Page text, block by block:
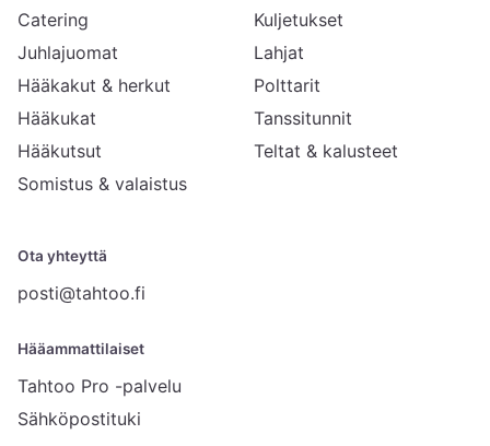
Ota yhteyttä
posti@tahtoo.fi
Hääammattilaiset
Tahtoo Pro -palvelu
Sähköpostituki
Catering
Juhlajuomat
Hääkakut & herkut
Hääkukat
Hääkutsut
Somistus & valaistus
Kuljetukset
Lahjat
Polttarit
Tanssitunnit
Teltat & kalusteet